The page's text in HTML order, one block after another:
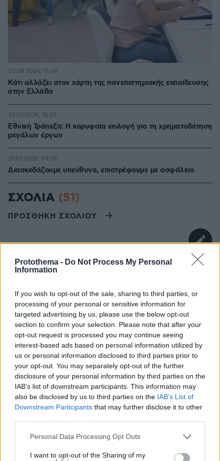
Protothema - Do Not Process My Personal
Information
If you wish to opt-out of the sale, sharing to third parties, or
processing of your personal or sensitive information for
targeted advertising by us, please use the below opt-out
section to confirm your selection. Please note that after your
opt-out request is processed you may continue seeing
interest-based ads based on personal information utilized by
us or personal information disclosed to third parties prior to
your opt-out. You may separately opt-out of the further
disclosure of your personal information by third parties on the
IAB’s list of downstream participants. This information may
also be disclosed by us to third parties on the IAB’s List of
Downstream Participants that may further disclose it to other
Please note that this website/app uses one or more Google
not limited to your visit or usage behaviour. You may click to
Personal Data Processing Opt Outs
I want to opt-out of the Sharing of my
Κάτι αλλάζει στον χάρτη της πανεπιστημιακής εκπαίδευσης
στην Ελλάδα
03.08.2026, 11:06
Εθνική Τράπεζα: Η κορυφαία επιλογή για τη χρηματοδότηση
μεγάλων έργων
30.07.2026, 15:25
Διασκεδάζουμε υπεύθυνα, επιστρέφουμε με ασφάλεια
29.07.2026, 09:39
ΣΧΟΛΙΑ (51)
ΠΡΟΣΘΗΚΗ ΣΧΟΛΙΟΥ
Tsitsolinos
29.04.2025, 18:24
το γεγονοτο;
ΑΠΑΝΤΗΣΗ
Ηλίας
29.04.2025, 16:50
ο τύπος είχε νοητικά προβλήματα, αλλά το ΠΘ δεν
μπήκε στο κόπο να το γράψει και φυσικά οι
σχολιαστές δεν διάβασαν όλο το άρθρο (έστω και 2
γραμμές στα Αγγλικά...)
ΑΠΑΝΤΗΣΗ
Ιγνάτιος
Εσυ και αυτος Ηλία μου τάλε κουάλε, που λεμε
και εμεις οι γραμματιζαμενοι